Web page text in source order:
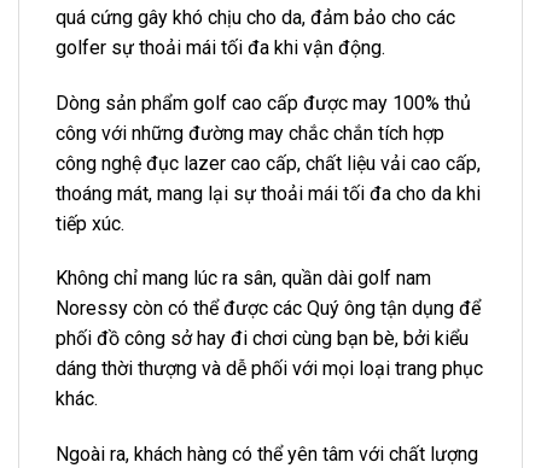
quá cứng gây khó chịu cho da, đảm bảo cho các
golfer sự thoải mái tối đa khi vận động.
Dòng sản phẩm golf cao cấp được may 100% thủ
công với những đường may chắc chắn tích hợp
công nghệ đục lazer cao cấp, chất liệu vải cao cấp,
thoáng mát, mang lại sự thoải mái tối đa cho da khi
tiếp xúc.
Không chỉ mang lúc ra sân, quần dài golf nam
Noressy còn có thể được các Quý ông tận dụng để
phối đồ công sở hay đi chơi cùng bạn bè, bởi kiểu
dáng thời thượng và dễ phối với mọi loại trang phục
khác.
Ngoài ra, khách hàng có thể yên tâm với chất lượng